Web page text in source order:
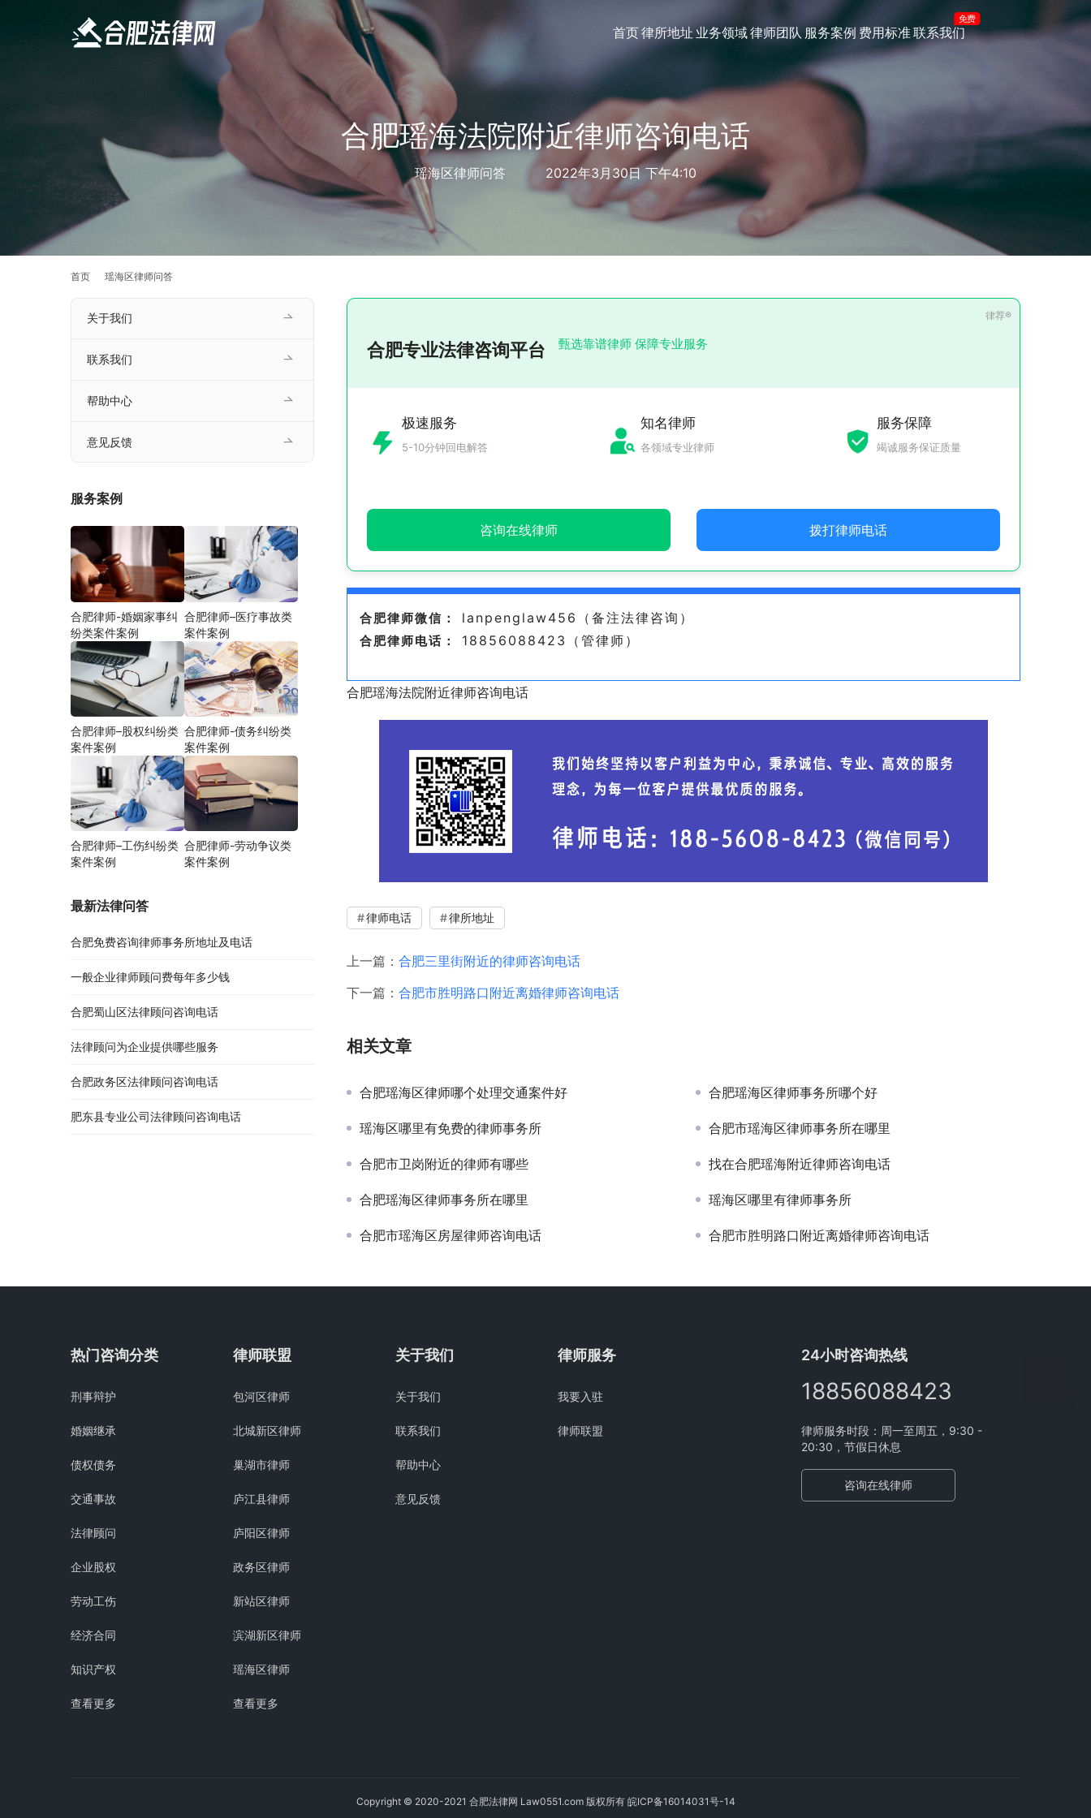
首页律所地址业务领域律师团队 服务案例 费用标准联系我们
免费
合肥瑶海法院附近律师咨询电话
瑶海区律师问答 2022年3月30日 下午4:10
首页 瑶海区律师问答
合肥专业法律咨询平台 甄选靠谱律师 保障专业服务
极速服务
5-10分钟回电解答
知名律师
各领域专业律师
服务保障
竭诚服务保证质量
咨询在线律师 拨打律师电话
合肥律师微信： lanpenglaw456（备注法律咨询）
合肥律师电话： 18856088423（管律师）
合肥瑶海法院附近律师咨询电话
律师电话 律所地址
上一篇： 合肥三里街附近的律师咨询电话
下一篇： 合肥市胜明路口附近离婚律师咨询电话
相关文章
合肥瑶海区律师哪个处理交通案件好 合肥瑶海区律师事务所哪个好
瑶海区哪里有免费的律师事务所 合肥市瑶海区律师事务所在哪里
合肥市卫岗附近的律师有哪些 找在合肥瑶海附近律师咨询电话
合肥瑶海区律师事务所在哪里 瑶海区哪里有律师事务所
合肥市瑶海区房屋律师咨询电话 合肥市胜明路口附近离婚律师咨询电话
关于我们
联系我们
帮助中心
意见反馈
服务案例
合肥律师-婚姻家事纠
纷类案件案例
合肥律师–医疗事故类
案件案例
合肥律师–股权纠纷类
案件案例
合肥律师-债务纠纷类
案件案例
合肥律师–工伤纠纷类
案件案例
合肥律师-劳动争议类
案件案例
最新法律问答
合肥免费咨询律师事务所地址及电话
一般企业律师顾问费每年多少钱
合肥蜀山区法律顾问咨询电话
法律顾问为企业提供哪些服务
合肥政务区法律顾问咨询电话
肥东县专业公司法律顾问咨询电话
热门咨询分类
刑事辩护
婚姻继承
债权债务
交通事故
法律顾问
企业股权
劳动工伤
经济合同
知识产权
查看更多
律师联盟
包河区律师
北城新区律师
巢湖市律师
庐江县律师
庐阳区律师
政务区律师
新站区律师
滨湖新区律师
瑶海区律师
查看更多
关于我们
关于我们
联系我们
帮助中心
意见反馈
律师服务
我要入驻
律师联盟
24小时咨询热线
18856088423
律师服务时段：周一至周五，9:30 -
20:30，节假日休息
咨询在线律师
Copyright © 2020-2021 合肥法律网 Law0551.com 版权所有 皖ICP备16014031号-14